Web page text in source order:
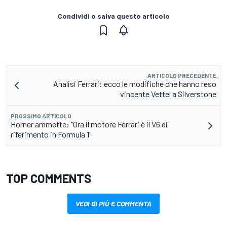
Condividi o salva questo articolo
ARTICOLO PRECEDENTE
Analisi Ferrari: ecco le modifiche che hanno reso
vincente Vettel a Silverstone
PROSSIMO ARTICOLO
Horner ammette: "Ora il motore Ferrari è il V6 di
riferimento in Formula 1"
TOP COMMENTS
VEDI DI PIÙ E COMMENTA